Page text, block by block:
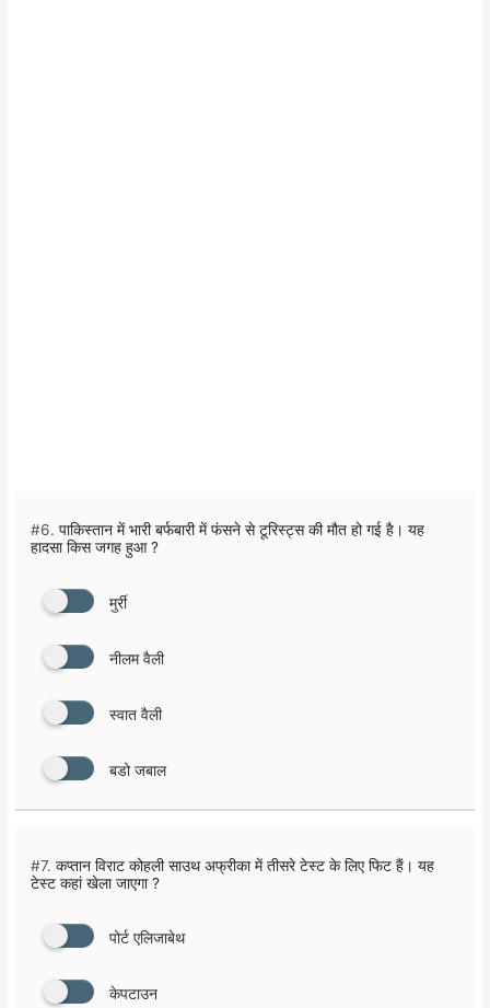
#6. पाकिस्तान में भारी बर्फबारी में फंसने से टूरिस्ट्स की मौत हो गई है। यह
हादसा किस जगह हुआ ?
मुर्री
नीलम वैली
स्वात वैली
बडो जबाल
#7. कप्तान विराट कोहली साउथ अफ्रीका में तीसरे टेस्ट के लिए फिट हैं। यह
टेस्ट कहां खेला जाएगा ?
पोर्ट एलिजाबेथ
केपटाउन